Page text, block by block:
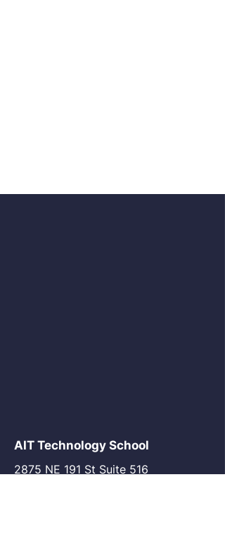
AIT Technology School
2875 NE 191 St Suite 516